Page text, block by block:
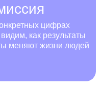
цифрах
как результаты
меняют жизни людей